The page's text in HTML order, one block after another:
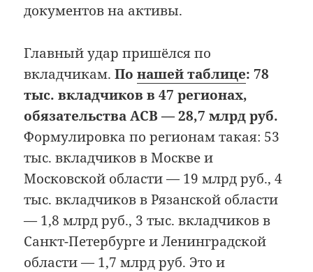
документов на активы.
Главный удар пришёлся по
вкладчикам.Понашей таблице: 78
тыс. вкладчиков в 47 регионах,
обязательства АСВ — 28,7 млрд руб.
Формулировка по регионам такая: 53
тыс. вкладчиков в Москве и
Московской области — 19 млрд руб., 4
тыс. вкладчиков в Рязанской области
— 1,8 млрд руб., 3 тыс. вкладчиков в
Санкт-Петербурге и Ленинградской
области — 1,7 млрд руб. Это и